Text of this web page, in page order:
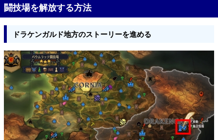
闘技場を解放する方法
ドラケンガルド地方のストーリーを進める